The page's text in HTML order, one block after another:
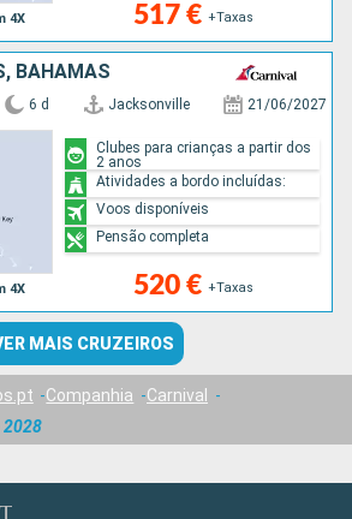
4X 517 € +Taxas
BAHAMAS
4X
6 d Jacksonville 21/06/2027
520 € +Taxas
Clubes para crianças a partir dos
2 anos
Atividades a bordo incluídas:
Voos disponíveis
Pensão completa
MAIS CRUZEIROS
Companhia
Carnival
2028